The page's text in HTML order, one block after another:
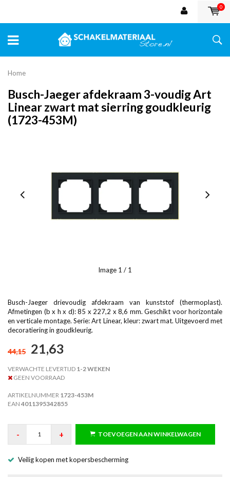
0
Home
Busch-Jaeger afdekraam 3-voudig Art
Linear zwart mat sierring goudkleurig
(1723-453M)
Image 1 / 1
Busch-Jaeger drievoudig afdekraam van kunststof (thermoplast).
Afmetingen (b x h x d): 85 x 227,2 x 8,6 mm. Geschikt voor horizontale
en verticale montage. Serie: Art Linear, kleur: zwart mat. Uitgevoerd met
decoratiering in goudkleurig.
44,15 21,63
VERWACHTE LEVERTIJD 1-2 WEKEN
GEEN VOORRAAD
ARTIKELNUMMER 1723-453M
EAN 4011395342855
- + TOEVOEGEN AAN WINKELWAGEN
Veilig kopen met kopersbescherming